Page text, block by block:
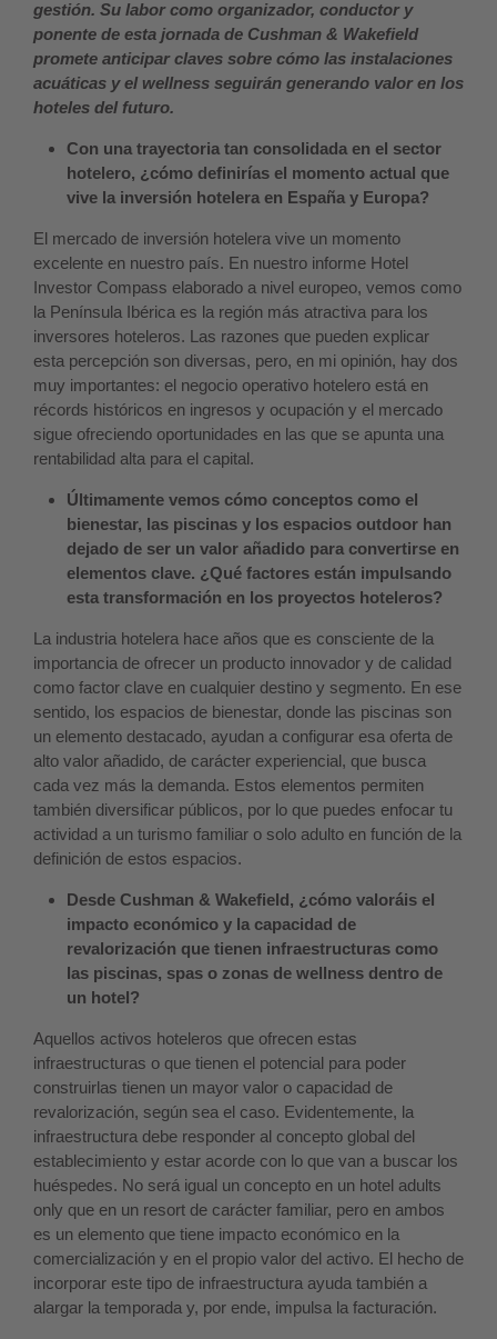
gestión. Su labor como organizador, conductor y
ponente de esta jornada de Cushman & Wakefield
promete anticipar claves sobre cómo las instalaciones
acuáticas y el wellness seguirán generando valor en los
hoteles del futuro.
Con una trayectoria tan consolidada en el sector
hotelero, ¿cómo definirías el momento actual que
vive la inversión hotelera en España y Europa?
El mercado de inversión hotelera vive un momento
excelente en nuestro país. En nuestro informe Hotel
Investor Compass elaborado a nivel europeo, vemos como
la Península Ibérica es la región más atractiva para los
inversores hoteleros. Las razones que pueden explicar
esta percepción son diversas, pero, en mi opinión, hay dos
muy importantes: el negocio operativo hotelero está en
récords históricos en ingresos y ocupación y el mercado
sigue ofreciendo oportunidades en las que se apunta una
rentabilidad alta para el capital.
Últimamente vemos cómo conceptos como el
bienestar, las piscinas y los espacios outdoor han
dejado de ser un valor añadido para convertirse en
elementos clave. ¿Qué factores están impulsando
esta transformación en los proyectos hoteleros?
La industria hotelera hace años que es consciente de la
importancia de ofrecer un producto innovador y de calidad
como factor clave en cualquier destino y segmento. En ese
sentido, los espacios de bienestar, donde las piscinas son
un elemento destacado, ayudan a configurar esa oferta de
alto valor añadido, de carácter experiencial, que busca
cada vez más la demanda. Estos elementos permiten
también diversificar públicos, por lo que puedes enfocar tu
actividad a un turismo familiar o solo adulto en función de la
definición de estos espacios.
Desde Cushman & Wakefield, ¿cómo valoráis el
impacto económico y la capacidad de
revalorización que tienen infraestructuras como
las piscinas, spas o zonas de wellness dentro de
un hotel?
Aquellos activos hoteleros que ofrecen estas
infraestructuras o que tienen el potencial para poder
construirlas tienen un mayor valor o capacidad de
revalorización, según sea el caso. Evidentemente, la
infraestructura debe responder al concepto global del
establecimiento y estar acorde con lo que van a buscar los
huéspedes. No será igual un concepto en un hotel adults
only que en un resort de carácter familiar, pero en ambos
es un elemento que tiene impacto económico en la
comercialización y en el propio valor del activo. El hecho de
incorporar este tipo de infraestructura ayuda también a
alargar la temporada y, por ende, impulsa la facturación.